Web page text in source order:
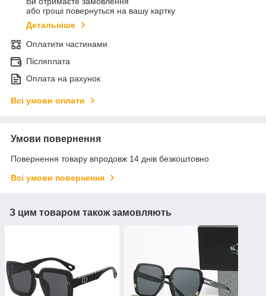
або гроші повернуться на вашу картку
Детальніше
Оплатити частинами
Післяплата
Оплата на рахунок
Всі умови оплати
Умови повернення
Повернення товару впродовж 14 днів безкоштовно
Всі умови повернення
З цим товаром також замовляють